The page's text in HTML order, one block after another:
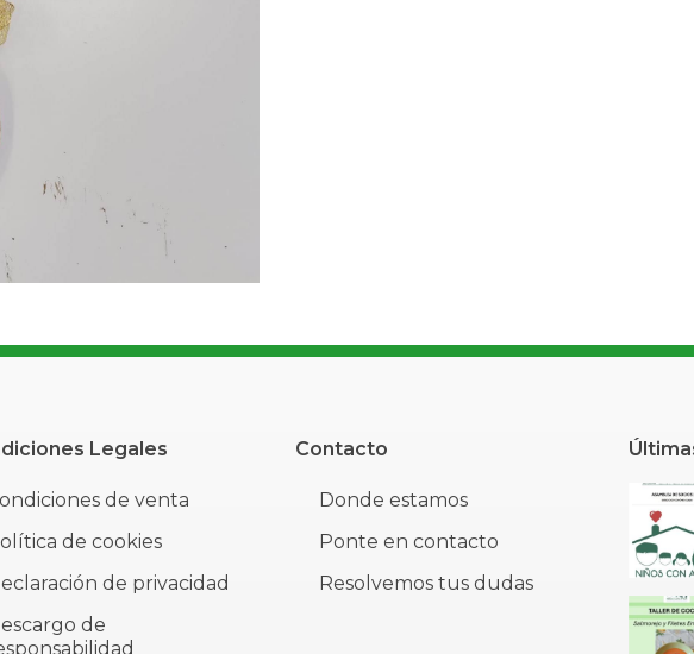
Legales
de venta
de cookies
de privacidad
de
Contacto
Donde estamos
Ponte en contacto
Resolvemos tus dudas